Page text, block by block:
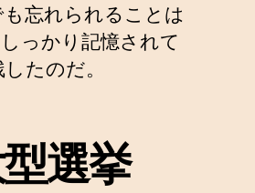
忘れられることは
っかり記憶されて
たのだ。
選挙